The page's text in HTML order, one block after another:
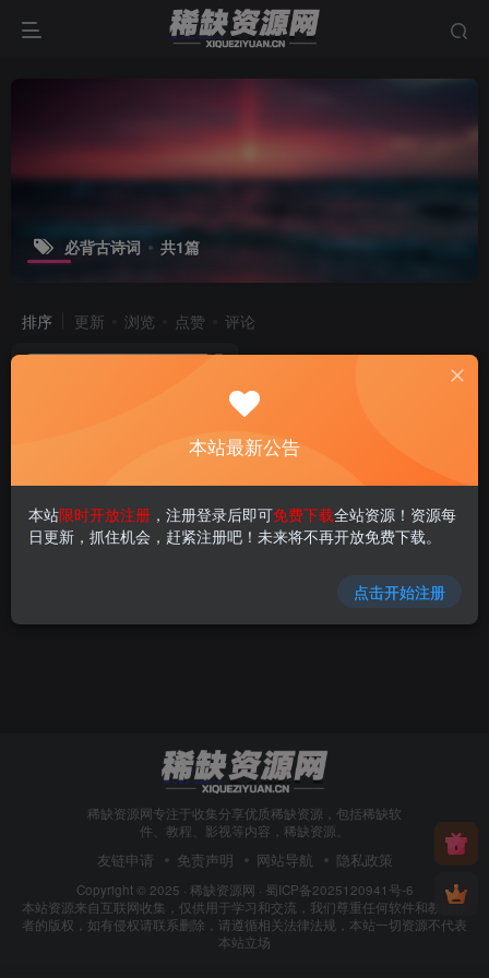
必背古诗词 共1篇
排序 更新 浏览 点赞 评论
100堂动画课,带孩子穿越唐诗
大世界,趣味唐诗启蒙系统课程
稀缺资源网专注于收集分享优质稀缺资源，包括稀缺软
件、教程、影视等内容，稀缺资源。
友链申请 免责声明 网站导航 隐私政策
Copyright © 2025 · 稀缺资源网 · 蜀ICP备2025120941号-6
本站资源来自互联网收集，仅供用于学习和交流，我们尊重任何软件和教程作
者的版权，如有侵权请联系删除，请遵循相关法律法规，本站一切资源不代表
本站立场
本站最新公告
本站限时开放注册 ，注册登录后即可免费下载全站资源！资源每
日更新，抓住机会，赶紧注册吧！未来将不再开放免费下载。
点击开始注册